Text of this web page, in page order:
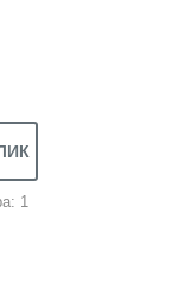
1